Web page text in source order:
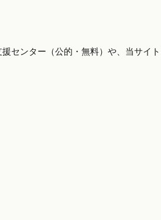
センター（公的・無料）や、当サイ